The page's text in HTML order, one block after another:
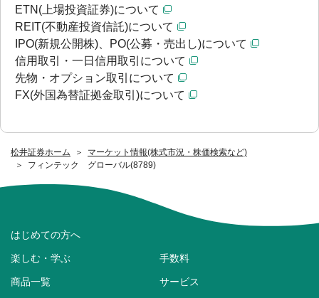
松井証券ホーム
マーケット情報(株式市況・株価検索など)
フィンテック グローバル(8789)
ETN(上場投資証券)について
REIT(不動産投資信託)について
IPO(新規公開株)、PO(公募・売出し)について
信用取引・一日信用取引について
先物・オプション取引について
FX(外国為替証拠金取引)について
はじめての方へ
楽しむ・学ぶ 手数料
商品一覧 サービス